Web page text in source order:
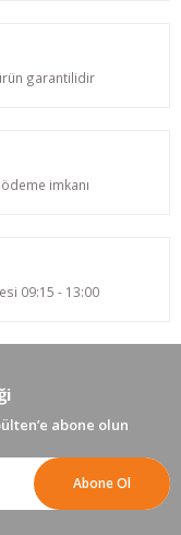
garantilidir
imkanı
09:15 - 13:00
abone olun
Abone Ol